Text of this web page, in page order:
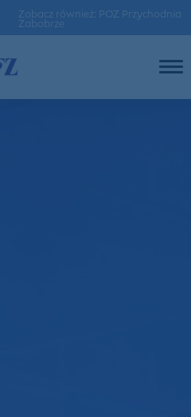
Zobacz również: POZ Przychodnia
Zabobrze